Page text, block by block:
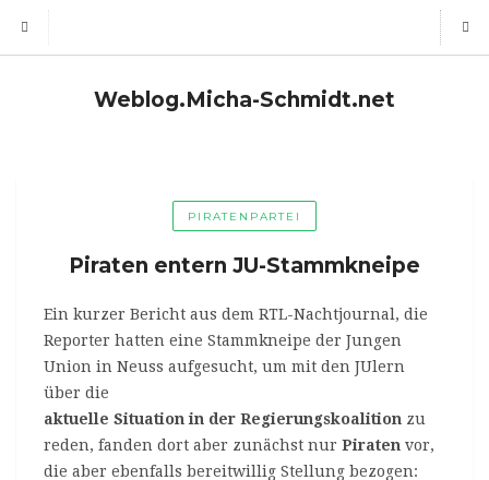
Weblog.Micha-Schmidt.net
PIRATENPARTEI
Piraten entern JU-Stammkneipe
Ein kurzer Bericht aus dem RTL-Nachtjournal, die
Reporter hatten eine Stammkneipe der Jungen
Union in Neuss aufgesucht, um mit den JUlern
über die
aktuelle Situation in der Regierungskoalition zu
reden, fanden dort aber zunächst nur Piraten vor,
die aber ebenfalls bereitwillig Stellung bezogen: